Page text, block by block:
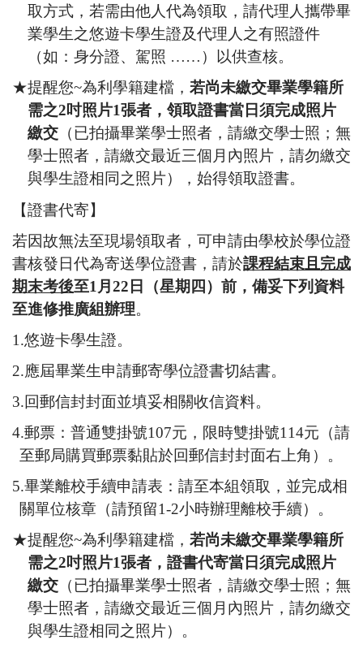
取方式，若需由他人代為領取，請代理人攜帶畢
業學生之悠遊卡學生證及代理人之有照證件
（如：身分證、駕照 …… ）以供查核。
★提醒您~為利學籍建檔，若尚未繳交畢業學籍所
需之2吋照片1張者，領取證書當日須完成照片
繳交 （已拍攝畢業學士照者，請繳交學士照；無
學士照者，請繳交最近三個月內照片，請勿繳交
與學生證相同之照片），始得領取證書。
【證書代寄】
若因故無法至現場領取者，可申請由學校於學位證
書核發日代為寄送學位證書，請於課程結束且完成
期末考後至1 月 22 日（星期四）前，備妥下列資料
至進修推廣組辦理。
1.悠遊卡學生證。
2.應屆畢業生申請郵寄學位證書切結書。
3.回郵信封封面並填妥相關收信資料。
4.郵票：普通雙掛號107元，限時雙掛號114元（請
至郵局購買郵票黏貼於回郵信封封面右上角）。
5.畢業離校手續申請表：請至本組領取，並完成相
關單位核章（請預留1-2小時辦理離校手續）。
★提醒您~為利學籍建檔，若尚未繳交畢業學籍所
需之2吋照片1張者，證書代寄當日須完成照片
繳交 （已拍攝畢業學士照者，請繳交學士照；無
學士照者，請繳交最近三個月內照片，請勿繳交
與學生證相同之照片）。